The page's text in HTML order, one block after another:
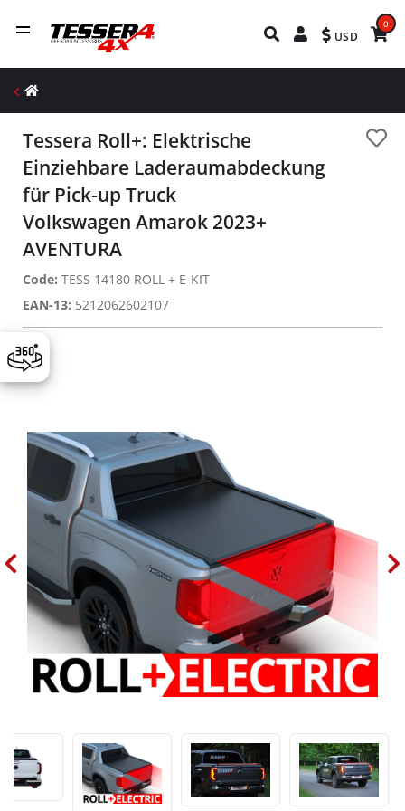
USD
0
Tessera Roll+: Elektrische
Einziehbare Laderaumabdeckung
für Pick-up Truck
Volkswagen Amarok 2023+
AVENTURA
Code: TESS 14180 ROLL + E-KIT
EAN-13: 5212062602107